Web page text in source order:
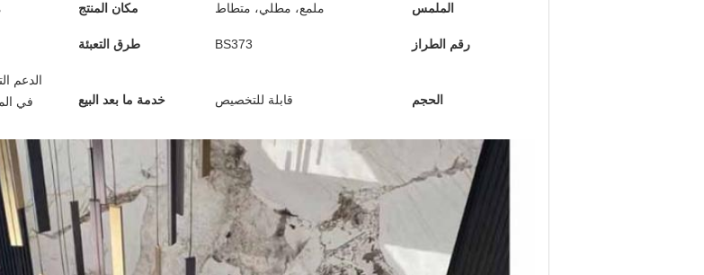
الملمس ملمع، مطلي، متطاط مكان المنتج
رقم الطراز BS373 طرق التعبئة
الحجم قابلة للتخصيص خدمة ما بعد البيع
الدعم
في